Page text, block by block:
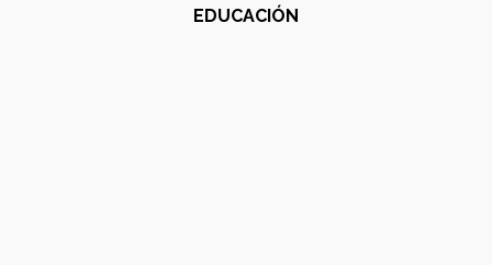
EDUCACIÓN